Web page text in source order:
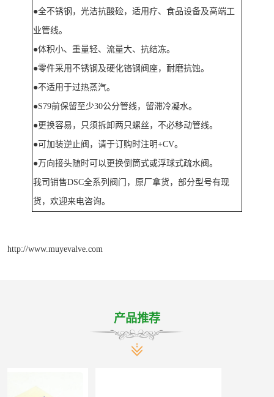
●全不锈钢，光洁抗酸硷，适用疗、食品设备及高端工
业管线。
●体积小、重量轻、流量大、抗结冻。
●零件采用不锈钢及硬化铬钢阀座，耐磨抗蚀。
●不适用于过热蒸汽。
●S79前保留至少30公分管线，留滞冷凝水。
●更换容易，只须拆卸两只螺丝，不必移动管线。
●可加装逆止阀，请于订购时注明+CV。
●万向接头随时可以更换倒筒式或浮球式疏水阀。
我司销售DSC全系列阀门，原厂拿货，部分型号有现
货，欢迎来电咨询。
http://www.muyevalve.com
产品推荐